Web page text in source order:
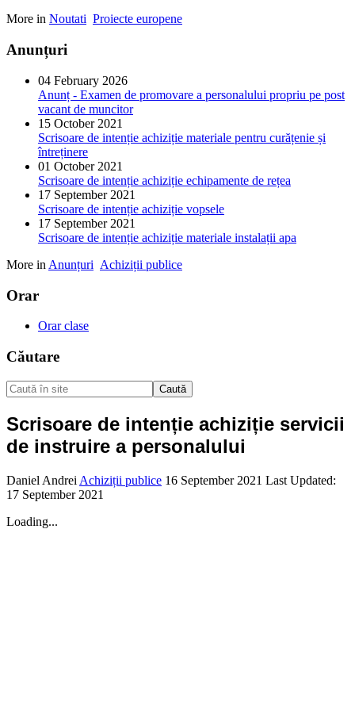
More in Noutati Proiecte europene
Anunțuri
04 February 2026
Anunț - Examen de promovare a personalului propriu pe post
vacant de muncitor
15 October 2021
Scrisoare de intenție achiziție materiale pentru curățenie și
întreținere
01 October 2021
Scrisoare de intenție achiziție echipamente de rețea
17 September 2021
Scrisoare de intenție achiziție vopsele
17 September 2021
Scrisoare de intenție achiziție materiale instalații apa
More in Anunțuri Achiziții publice
Orar
Orar clase
Căutare
Caută
Scrisoare de intenție achiziție servicii
de instruire a personalului
Daniel Andrei Achiziții publice 16 September 2021 Last Updated:
17 September 2021
Loading...